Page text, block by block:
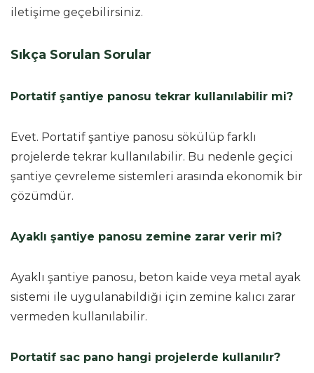
iletişime geçebilirsiniz.
Sıkça Sorulan Sorular
Portatif şantiye panosu tekrar kullanılabilir mi?
Evet. Portatif şantiye panosu sökülüp farklı
projelerde tekrar kullanılabilir. Bu nedenle geçici
şantiye çevreleme sistemleri arasında ekonomik bir
çözümdür.
Ayaklı şantiye panosu zemine zarar verir mi?
Ayaklı şantiye panosu, beton kaide veya metal ayak
sistemi ile uygulanabildiği için zemine kalıcı zarar
vermeden kullanılabilir.
Portatif sac pano hangi projelerde kullanılır?